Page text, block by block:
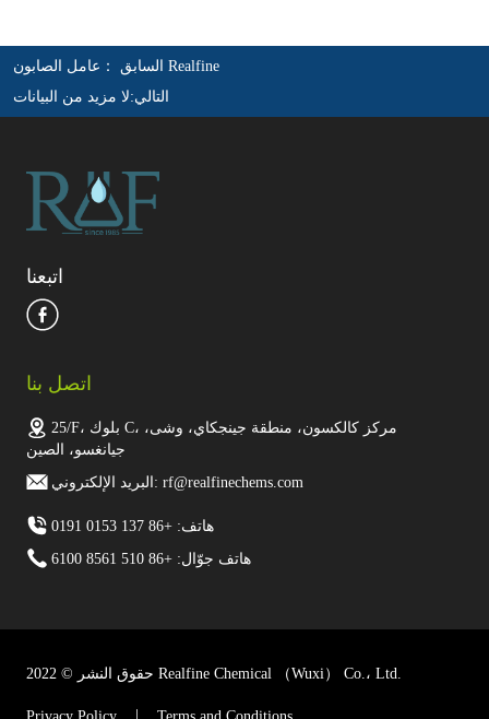
السابق ： عامل الصابون Realfine
التالي:لا مزيد من البيانات
اتبعنا
اتصل بنا
25/F، بلوك C، مركز كالكسون، منطقة جينجكاي، وشى،
جيانغسو، الصين
البريد الإلكتروني: rf@realfinechems.com
هاتف: +86 137 0153 0191
هاتف جوّال: +86 510 8561 6100
حقوق النشر © 2022 Realfine Chemical （Wuxi） Co.، Ltd.